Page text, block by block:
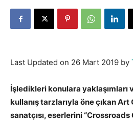
Last Updated on 26 Mart 2019 by
İşledikleri konulara yaklaşımları
kullanış tarzlarıyla öne çıkan Art
sanatçısı, eserlerini